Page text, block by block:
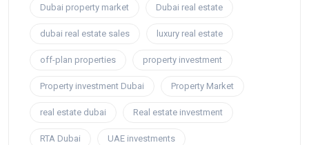
Dubai property market Dubai real estate
dubai real estate sales luxury real estate
off-plan properties property investment
Property investment Dubai Property Market
real estate dubai Real estate investment
RTA Dubai UAE investments